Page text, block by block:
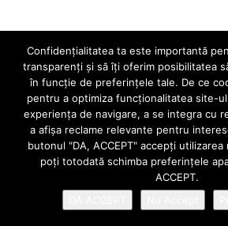
Confidenţialitatea ta este importantă
transparenţi și să îţi oferim posibilitatea
în funcţie de preferinţele tale. De ce
pentru a optimiza funcţionalitatea site-
experienţa de navigare, a se integra cu
a afişa reclame relevante pentru
butonul "DA, ACCEPT" accepţi
poţi totodată schimba preferinţele
ACCEPT.